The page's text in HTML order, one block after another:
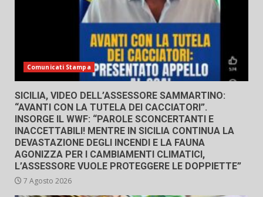
Comunicati Stampa
SICILIA, VIDEO DELL’ASSESSORE SAMMARTINO:
“AVANTI CON LA TUTELA DEI CACCIATORI”.
INSORGE IL WWF: “PAROLE SCONCERTANTI E
INACCETTABILI! MENTRE IN SICILIA CONTINUA LA
DEVASTAZIONE DEGLI INCENDI E LA FAUNA
AGONIZZA PER I CAMBIAMENTI CLIMATICI,
L’ASSESSORE VUOLE PROTEGGERE LE DOPPIETTE”
7 Agosto 2026